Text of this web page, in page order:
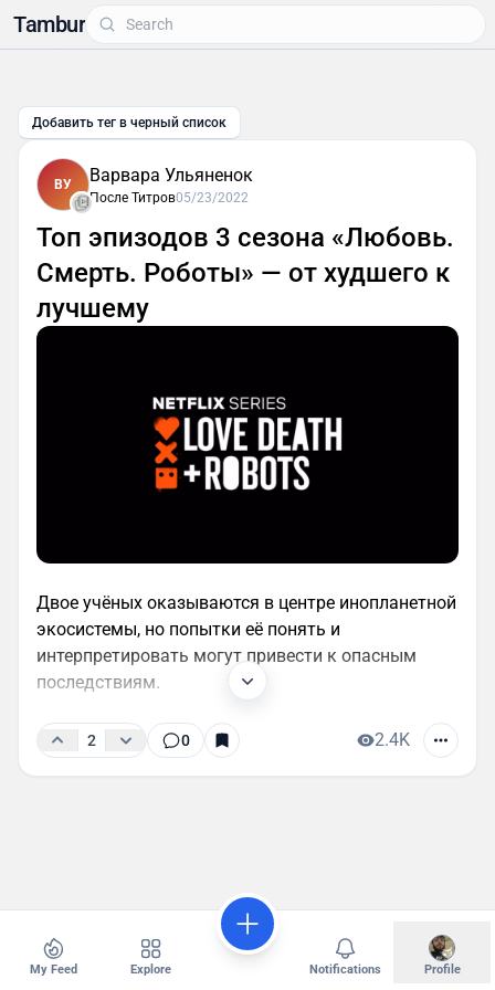
Tambur
Добавить тег в черный список
ВУ Варвара Ульяненок
После Титров05/23/2022
Топ эпизодов 3 сезона «Любовь.
Смерть. Роботы» — от худшего к
лучшему
Двое учёных оказываются в центре инопланетной
экосистемы, но попытки её понять и
интерпретировать могут привести к опасным
последствиям.
2 0 2.4K
My Feed Explore Notifications Profile